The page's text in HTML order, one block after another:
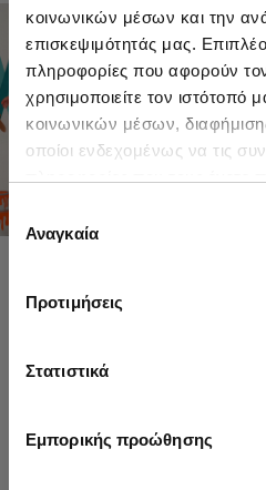
κοινωνικών μέσων και την
επισκεψιμότητάς μας.
πληροφορίες που αφορούν
χρησιμοποιείτε τον ιστότοπό
κοινωνικών μέσων,
οποίοι ενδεχομένως να τις
των υπηρεσιών τους.
Επιλογή
συγκατάθεσης
Αναγκαία
Προτιμήσεις
Στατιστικά
Εμπορικής προώθησης
FOR GIRLS
UP TO -30%
SHOP SALE